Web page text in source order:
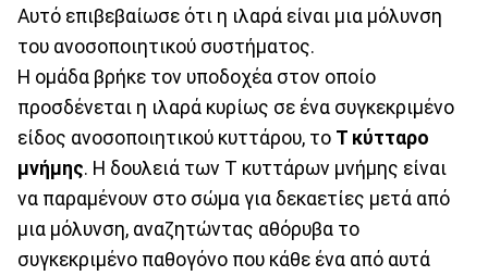
Αυτό επιβεβαίωσε ότι η ιλαρά είναι μια μόλυνση
του ανοσοποιητικού συστήματος.
Η ομάδα βρήκε τον υποδοχέα στον οποίο
προσδένεται η ιλαρά κυρίως σε ένα συγκεκριμένο
είδος ανοσοποιητικού κυττάρου, το Τ κύτταρο
μνήμης. Η δουλειά των Τ κυττάρων μνήμης είναι
να παραμένουν στο σώμα για δεκαετίες μετά από
μια μόλυνση, αναζητώντας αθόρυβα το
συγκεκριμένο παθογόνο που κάθε ένα από αυτά